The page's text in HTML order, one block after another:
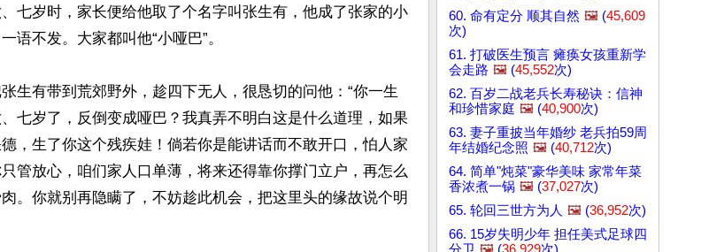
七岁时，家长便给他取了个名字叫张生有，他成了张家的小
语不发。大家都叫他“小哑巴”。
生有带到荒郊野外，趁四下无人，很恳切的问他：“你一生
七岁了，反倒变成哑巴？我真弄不明白这是什么道理，如果
，生了你这个残疾娃！倘若你是能讲话而不敢开口，怕人家
管放心，咱们家人口单薄，将来还得靠你撑门立户，再怎么
。你就别再隐瞒了，不妨趁此机会，把这里头的缘故说个明
60. 命有定分 顺其自然 🖼️ (45,609
次)
61. 打破医生预言 瘫痪女孩重新学
会走路 🖼️ (45,552次)
62. 百岁二战老兵长寿秘诀：信神
和珍惜家庭 🖼️ (40,900次)
63. 妻子重披当年婚纱 老兵拍59周
年结婚纪念照 🖼️ (40,712次)
64. 简单"炖菜"豪华美味 家常年菜
香浓煮一锅 🖼️ (37,027次)
65. 轮回三世方为人 🖼️ (36,952次)
66. 15岁失明少年 担任美式足球四
分卫 🖼️ (36,929次)